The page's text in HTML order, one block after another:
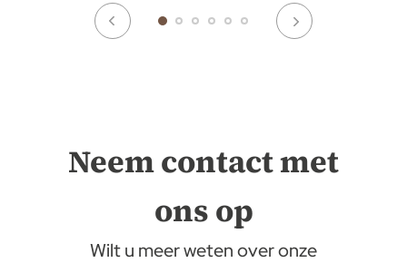
Neem contact met
ons op
Wilt u meer weten over onze